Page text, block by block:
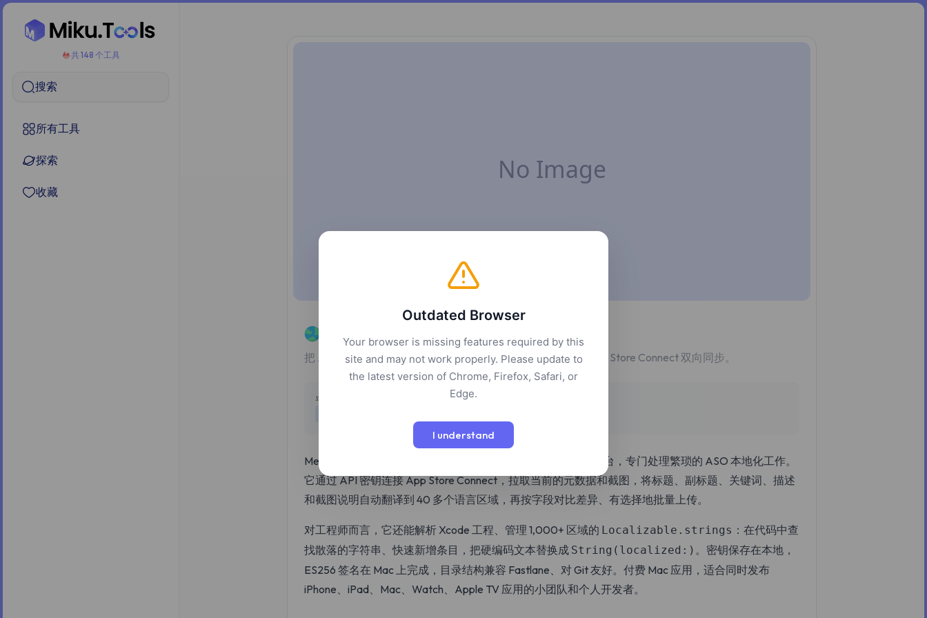
共 148 个工具
搜索
所有工具
探索
收藏
MetaSync
把 App Store 的文案与截图自动翻译为 40 多种语言，并和 App Store Connect 双向同步。
平台
MetaSync 是一款面向独立 iOS / macOS 开发者的 macOS 工作台，专门处理繁琐的 ASO 本地化工作。
它通过 API 密钥连接 App Store Connect，拉取当前的元数据和截图，将标题、副标题、关键词、描述
和截图说明自动翻译到 40 多个语言区域，再按字段对比差异、有选择地批量上传。
对工程师而言，它还能解析 Xcode 工程、管理 1,000+ 区域的 Localizable.strings ：在代码中查
找散落的字符串、快速新增条目，把硬编码文本替换成 String(localized:) 。密钥保存在本地，
ES256 签名在 Mac 上完成，目录结构兼容 Fastlane、对 Git 友好。付费 Mac 应用，适合同时发布
iPhone、iPad、Mac、Watch、Apple TV 应用的小团队和个人开发者。
Outdated Browser
Your browser is missing features required by this
site and may not work properly. Please update to
the latest version of Chrome, Firefox, Safari, or
Edge.
I understand